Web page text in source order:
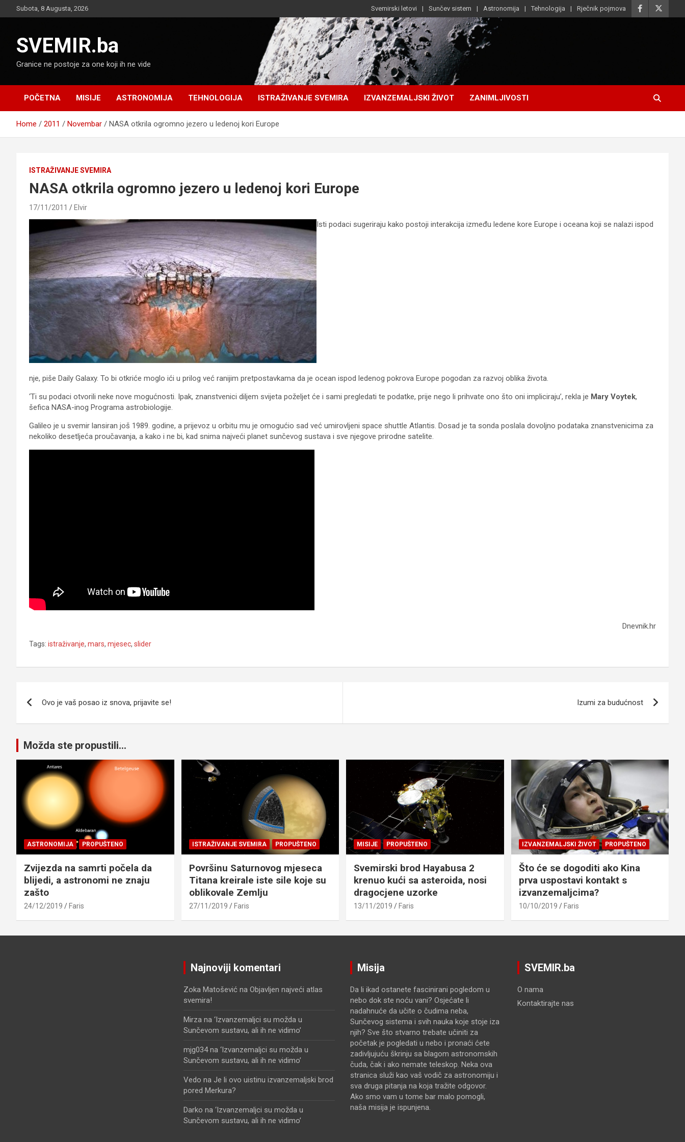
to
Subota, 8 Augusta, 2026 Svemirski letovi Sunčev sistem Astronomija Tehnologija Rječnik pojmova
SVEMIR.ba
Granice ne postoje za one koji ih ne vide
POČETNA MISIJE ASTRONOMIJA TEHNOLOGIJA ISTRAŽIVANJE SVEMIRA IZVANZEMALJSKI ŽIVOT ZANIMLJIVOSTI
Home 2011 Novembar NASA otkrila ogromno jezero u ledenoj kori Europe
ISTRAŽIVANJE SVEMIRA
NASA otkrila ogromno jezero u ledenoj kori Europe
17/11/2011 Elvir
Isti podaci sugeriraju kako postoji interakcija između ledene kore Europe i oceana koji se nalazi ispod
nje, piše Daily Galaxy. To bi otkriće moglo ići u prilog već ranijim pretpostavkama da je ocean ispod ledenog pokrova Europe pogodan za razvoj oblika života.
‘Ti su podaci otvorili neke nove mogućnosti. Ipak, znanstvenici diljem svijeta poželjet će i sami pregledati te podatke, prije nego li prihvate ono što oni impliciraju’, rekla je Mary Voytek,
šefica NASA-inog Programa astrobiologije.
Galileo je u svemir lansiran još 1989. godine, a prijevoz u orbitu mu je omogućio sad već umirovljeni space shuttle Atlantis. Dosad je ta sonda poslala dovoljno podataka znanstvenicima za
nekoliko desetljeća proučavanja, a kako i ne bi, kad snima najveći planet sunčevog sustava i sve njegove prirodne satelite.
Dnevnik.hr
Tags: istraživanje, mars, mjesec, slider
članaka
Ovo je vaš posao iz snova, prijavite se! Izumi za budućnost
Možda ste propustili...
ASTRONOMIJA PROPUŠTENO
Zvijezda na samrti počela da
blijedi, a astronomi ne znaju
zašto
24/12/2019 Faris
ISTRAŽIVANJE SVEMIRA PROPUŠTENO
Površinu Saturnovog mjeseca
Titana kreirale iste sile koje su
oblikovale Zemlju
27/11/2019 Faris
MISIJE PROPUŠTENO
Svemirski brod Hayabusa 2
krenuo kući sa asteroida, nosi
dragocjene uzorke
13/11/2019 Faris
IZVANZEMALJSKI ŽIVOT PROPUŠTENO
Što će se dogoditi ako Kina
prva uspostavi kontakt s
izvanzemaljcima?
10/10/2019 Faris
Najnoviji komentari
Zoka Matoševićna Objavljen najveći atlas
svemira!
Mirzana ‘Izvanzemaljci su možda u
Sunčevom sustavu, ali ih ne vidimo’
mjg034na ‘Izvanzemaljci su možda u
Sunčevom sustavu, ali ih ne vidimo’
Vedo na Je li ovo uistinu izvanzemaljski brod
pored Merkura?
Darko na ‘Izvanzemaljci su možda u
Sunčevom sustavu, ali ih ne vidimo’
Misija
Da li ikad ostanete fascinirani pogledom u
nebo dok ste noću vani? Osjećate li
nadahnuće da učite o čudima neba,
Sunčevog sistema i svih nauka koje stoje iza
njih? Sve što stvarno trebate učiniti za
početak je pogledati u nebo i pronaći ćete
zadivljujuću škrinju sa blagom astronomskih
čuda, čak i ako nemate teleskop. Neka ova
stranica služi kao vaš vodič za astronomiju i
sva druga pitanja na koja tražite odgovor.
Ako smo vam u tome bar malo pomogli,
naša misija je ispunjena.
SVEMIR.ba
O nama
Kontaktirajte nas